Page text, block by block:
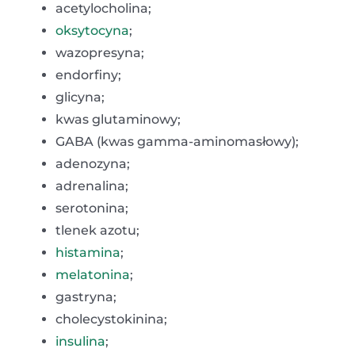
acetylocholina;
oksytocyna;
wazopresyna;
endorfiny;
glicyna;
kwas glutaminowy;
GABA (kwas gamma-aminomasłowy);
adenozyna;
adrenalina;
serotonina;
tlenek azotu;
histamina;
melatonina;
gastryna;
cholecystokinina;
insulina;